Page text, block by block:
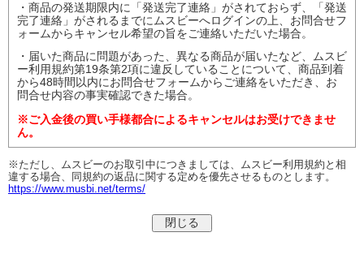
・商品の発送期限内に「発送完了連絡」がされておらず、「発送
完了連絡」がされるまでにムスビーへログインの上、お問合せフ
ォームからキャンセル希望の旨をご連絡いただいた場合。
・届いた商品に問題があった、異なる商品が届いたなど、ムスビ
ー利用規約第19条第2項に違反していることについて、商品到着
から48時間以内にお問合せフォームからご連絡をいただき、お
問合せ内容の事実確認できた場合。
※ご入金後の買い手様都合によるキャンセルはお受けできませ
ん。
※ただし、ムスビーのお取引中につきましては、ムスビー利用規約と相
違する場合、同規約の返品に関する定めを優先させるものとします。
https://www.musbi.net/terms/